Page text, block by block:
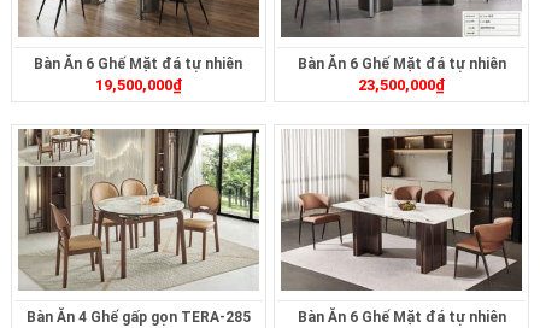
Bàn Ăn 6 Ghế Mặt đá tự nhiên
TERA-287
19,500,000₫
Bàn Ăn 6 Ghế Mặt đá tự nhiên
TERA-286
23,500,000₫
Bàn Ăn 4 Ghế gấp gọn TERA-285
Bàn Ăn 6 Ghế Mặt đá tự nhiên